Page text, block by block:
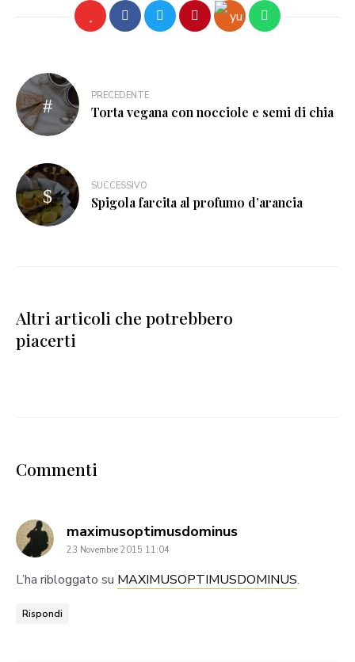
PRECEDENTE
Torta vegana con nocciole e semi di chia
SUCCESSIVO
Spigola farcita al profumo d’arancia
Altri articoli che potrebbero
piacerti
Commenti
maximusoptimusdominussays:
23 Novembre 2015 11:04
L’ha ribloggato su MAXIMUSOPTIMUSDOMINUS.
Rispondi